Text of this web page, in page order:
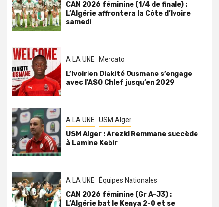
CAN 2026 féminine (1/4 de finale) :
L’Algérie affrontera la Côte d’Ivoire
samedi
A LA UNE Mercato
L’Ivoirien Diakité Ousmane s’engage
avec l’ASO Chlef jusqu’en 2029
A LA UNE USM Alger
USM Alger : Arezki Remmane succède
à Lamine Kebir
A LA UNE Équipes Nationales
CAN 2026 féminine (Gr A-J3) :
L’Algérie bat le Kenya 2-0 et se